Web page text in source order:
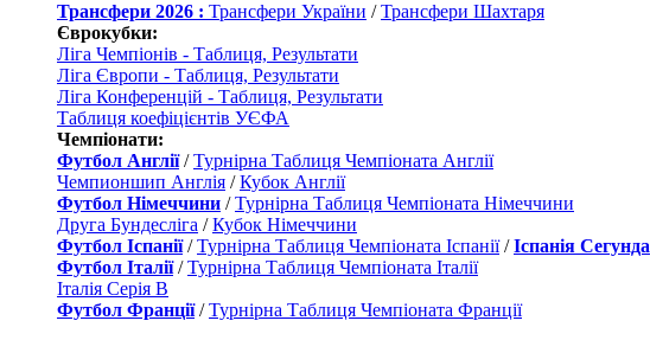
Трансфери 2026 : Трансфери України /Трансфери Шахтаря
Єврокубки:
Ліга Чемпіонів - Таблиця, Результати
Ліга Європи - Таблиця, Результати
Ліга Конференцій - Таблиця, Результати
Таблиця коефіцієнтів УЄФА
Чемпіонати:
Футбол Англії/Турнірна Таблиця Чемпіоната Англії
Чемпионшип Англія /Кубок Англії
Футбол Німеччини /Турнірна Таблиця Чемпіоната Німеччини
Друга Бундесліга /Кубок Німеччини
Футбол Іспанії/Турнірна Таблиця Чемпіоната Іспанії/Іспанія Сегунда
Футбол Італії/Турнірна Таблиця Чемпіоната Італії
Італія Серія B
Футбол Франції/Турнірна Таблиця Чемпіоната Франції